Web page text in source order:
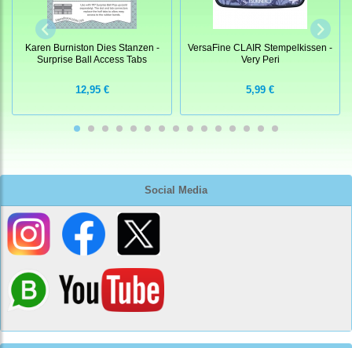
Social Media
Karen Burniston Dies Stanzen -
Surprise Ball Access Tabs
12,95 €
VersaFine CLAIR Stempelkissen -
Very Peri
5,99 €